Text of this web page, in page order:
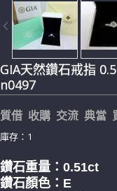
GIA天然鑽石戒指
n0497
質借 收購 交流 典當
庫存：1
鑽石重量：0.51ct
鑽石顏色：E